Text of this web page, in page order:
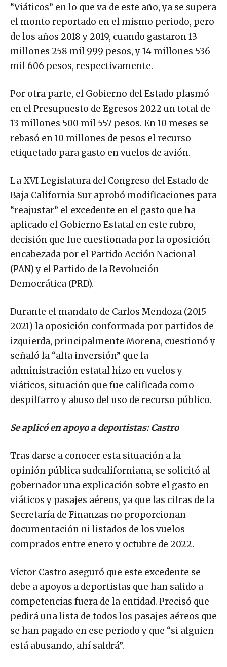
“Viáticos” en lo que va de este año, ya se supera
el monto reportado en el mismo periodo, pero
de los años 2018 y 2019, cuando gastaron 13
millones 258 mil 999 pesos, y 14 millones 536
mil 606 pesos, respectivamente.
Por otra parte, el Gobierno del Estado plasmó
en el Presupuesto de Egresos 2022 un total de
13 millones 500 mil 557 pesos. En 10 meses se
rebasó en 10 millones de pesos el recurso
etiquetado para gasto en vuelos de avión.
La XVI Legislatura del Congreso del Estado de
Baja California Sur aprobó modificaciones para
“reajustar” el excedente en el gasto que ha
aplicado el Gobierno Estatal en este rubro,
decisión que fue cuestionada por la oposición
encabezada por el Partido Acción Nacional
(PAN) y el Partido de la Revolución
Democrática (PRD).
Durante el mandato de Carlos Mendoza (2015-
2021) la oposición conformada por partidos de
izquierda, principalmente Morena, cuestionó y
señaló la “alta inversión” que la
administración estatal hizo en vuelos y
viáticos, situación que fue calificada como
despilfarro y abuso del uso de recurso público.
Se aplicó en apoyo a deportistas: Castro
Tras darse a conocer esta situación a la
opinión pública sudcaliforniana, se solicitó al
gobernador una explicación sobre el gasto en
viáticos y pasajes aéreos, ya que las cifras de la
Secretaría de Finanzas no proporcionan
documentación ni listados de los vuelos
comprados entre enero y octubre de 2022.
Víctor Castro aseguró que este excedente se
debe a apoyos a deportistas que han salido a
competencias fuera de la entidad. Precisó que
pedirá una lista de todos los pasajes aéreos que
se han pagado en ese periodo y que “si alguien
está abusando, ahí saldrá”.